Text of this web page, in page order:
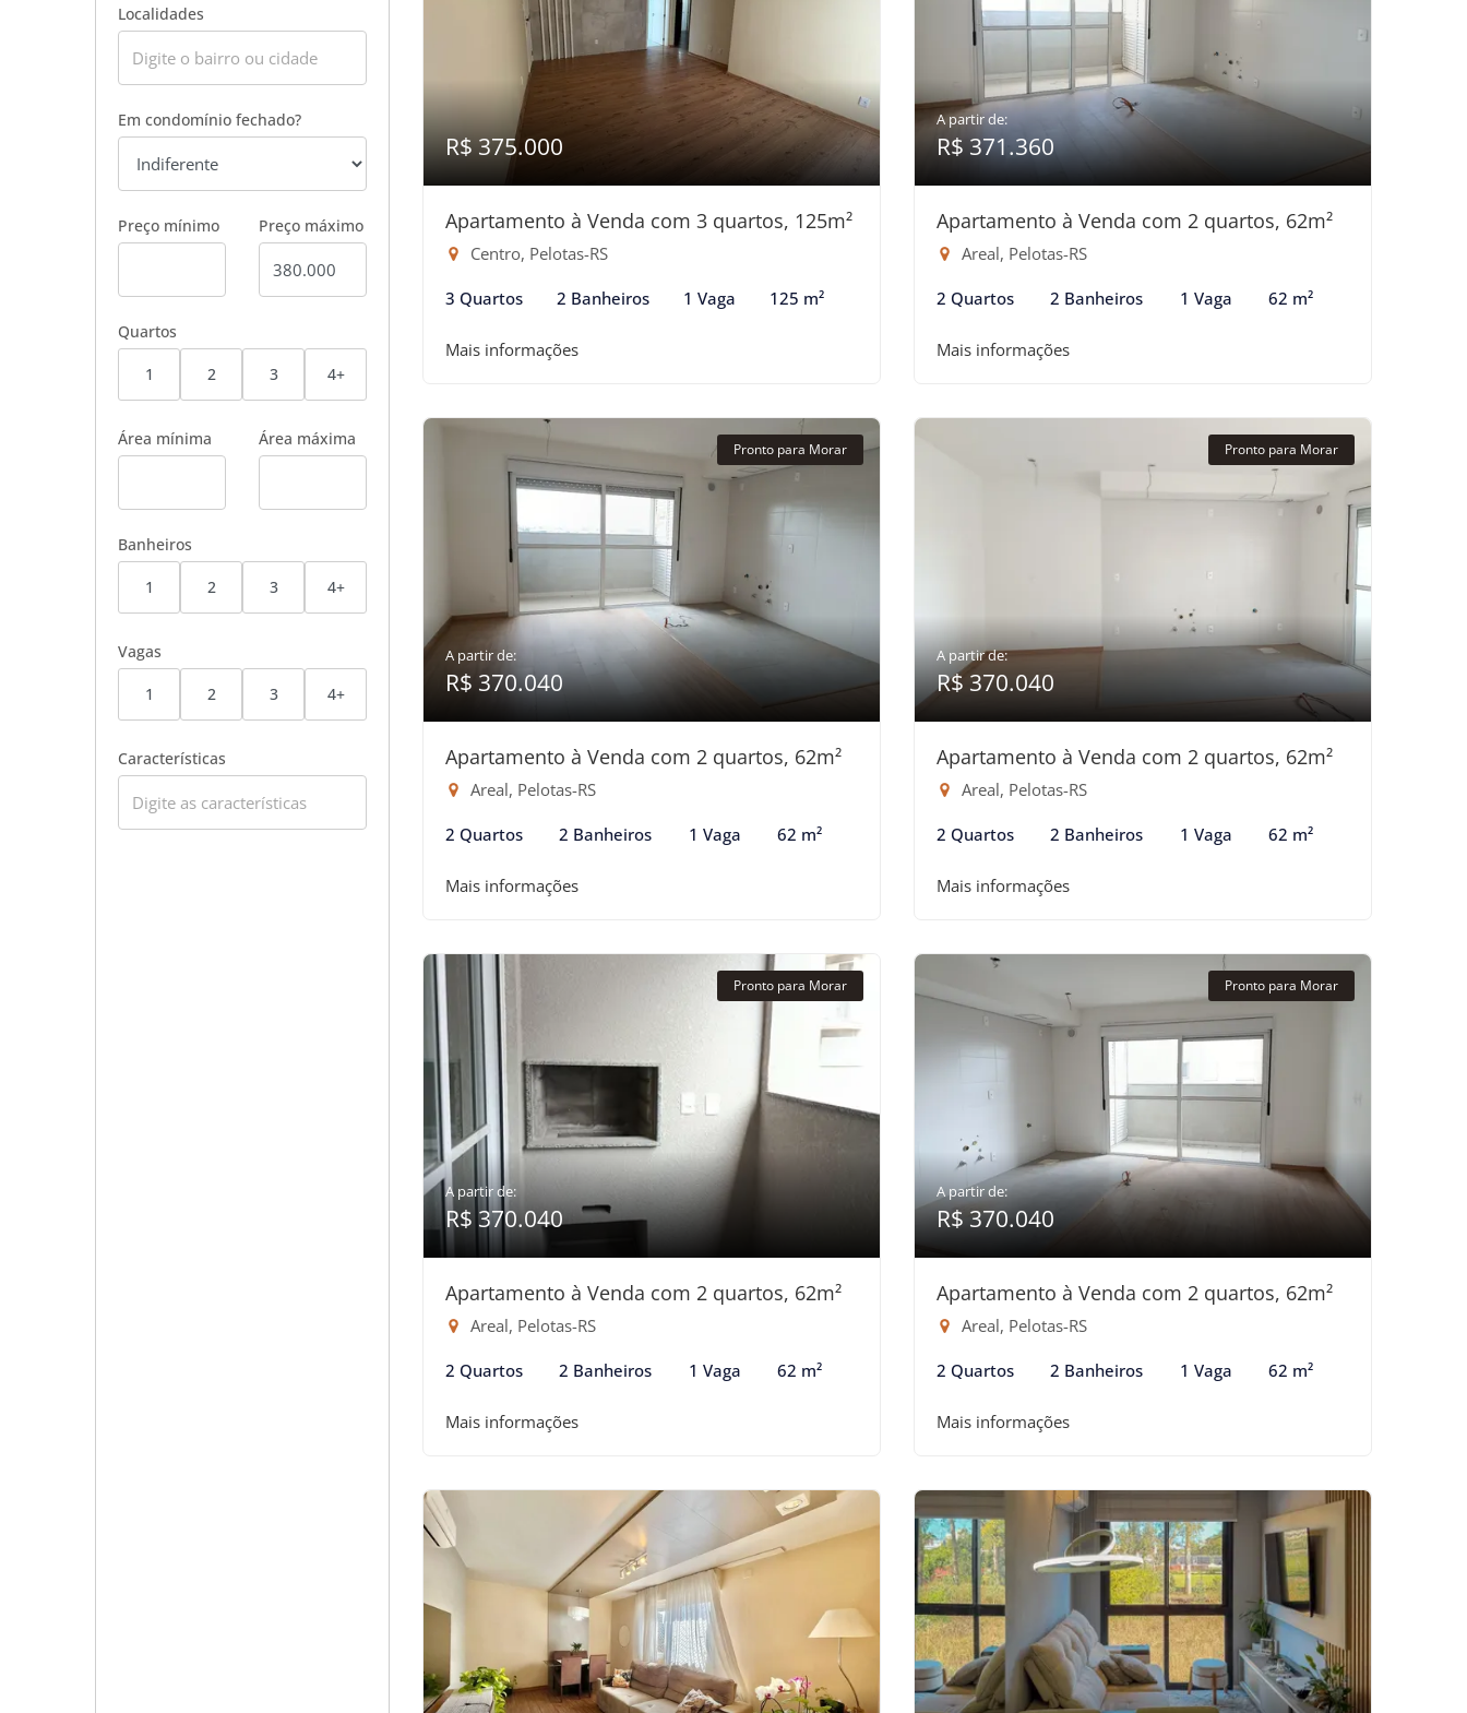
Localidades
Em condomínio fechado?
Preço mínimo Preço máximo
Quartos
1 2 3 4+
Área mínima Área máxima
Banheiros
1 2 3 4+
Vagas
1 2 3 4+
Características
R$ 375.000
Apartamento à Venda com 3 quartos, 125m²
Centro, Pelotas-RS
3 Quartos 2 Banheiros 1 Vaga 125 m²
Mais informações
A partir de:
R$ 371.360
Apartamento à Venda com 2 quartos, 62m²
Areal, Pelotas-RS
2 Quartos 2 Banheiros 1 Vaga 62 m²
Mais informações
Pronto para Morar
A partir de:
R$ 370.040
Apartamento à Venda com 2 quartos, 62m²
Areal, Pelotas-RS
2 Quartos 2 Banheiros 1 Vaga 62 m²
Mais informações
Pronto para Morar
A partir de:
R$ 370.040
Apartamento à Venda com 2 quartos, 62m²
Areal, Pelotas-RS
2 Quartos 2 Banheiros 1 Vaga 62 m²
Mais informações
Pronto para Morar
A partir de:
R$ 370.040
Apartamento à Venda com 2 quartos, 62m²
Areal, Pelotas-RS
2 Quartos 2 Banheiros 1 Vaga 62 m²
Mais informações
Pronto para Morar
A partir de:
R$ 370.040
Apartamento à Venda com 2 quartos, 62m²
Areal, Pelotas-RS
2 Quartos 2 Banheiros 1 Vaga 62 m²
Mais informações